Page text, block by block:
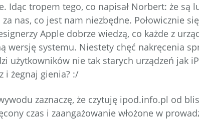
Idąc tropem tego, co napisał Norbert: że są
nas, co jest nam niezbędne. Połowicznie
Apple dobrze wiedzą, co każde z
wersję systemu. Niestety chęć nakręcenia
użytkowników nie tak starych urządzeń jak
i żegnaj gienia? :/
zaznaczę, że czytuję ipod.info.pl od
czas i zaangażowanie włożone w